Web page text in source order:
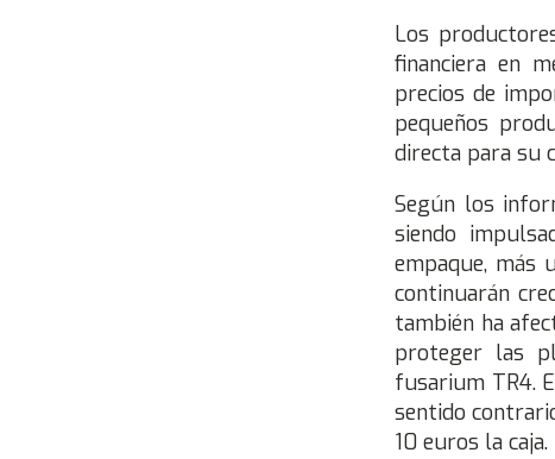
Los
financiera en
precios de
pequeños
directa para su
Según los
siendo
empaque, más
continuarán
también ha
proteger las
fusarium TR4.
sentido
10 euros la caja.